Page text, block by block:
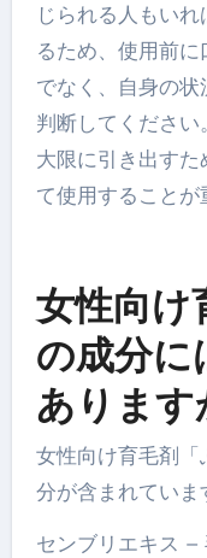
じられる人もい
るため、使用前
でなく、自身の
判断してくださ
大限に引き出す
て使用することが
女性向け
の成分に
あります
女性向け育毛剤
分が含まれていま
センブリエキス –